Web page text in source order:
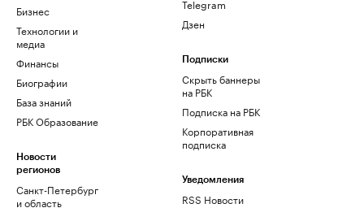
Бизнес
Технологии и
медиа
Финансы
Биографии
База знаний
РБК Образование
Новости
регионов
Санкт-Петербург
и область
Telegram
Дзен
Подписки
Скрыть баннеры
на РБК
Подписка на РБК
Корпоративная
подписка
Уведомления
RSS Новости